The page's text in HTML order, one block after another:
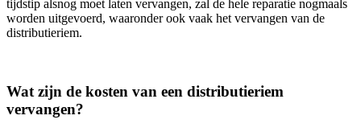
tijdstip alsnog moet laten vervangen, zal de hele reparatie nogmaals
worden uitgevoerd, waaronder ook vaak het vervangen van de
distributieriem.
Wat zijn de kosten van een distributieriem
vervangen?